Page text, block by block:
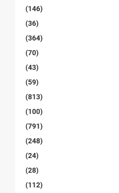
(146)
(36)
(364)
(70)
(43)
(59)
(813)
(100)
(791)
(248)
(24)
(28)
(112)